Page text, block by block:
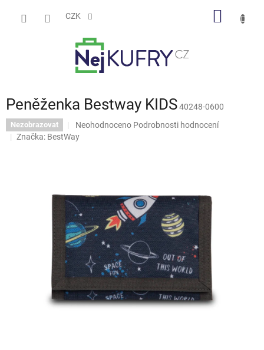
CZK
Peněženka Bestway KIDS40248-0600
Nezobrazovat
Průměrné
hodnocení
hvězdiček.
Neohodnoceno Podrobnosti hodnocení
Značka: BestWay